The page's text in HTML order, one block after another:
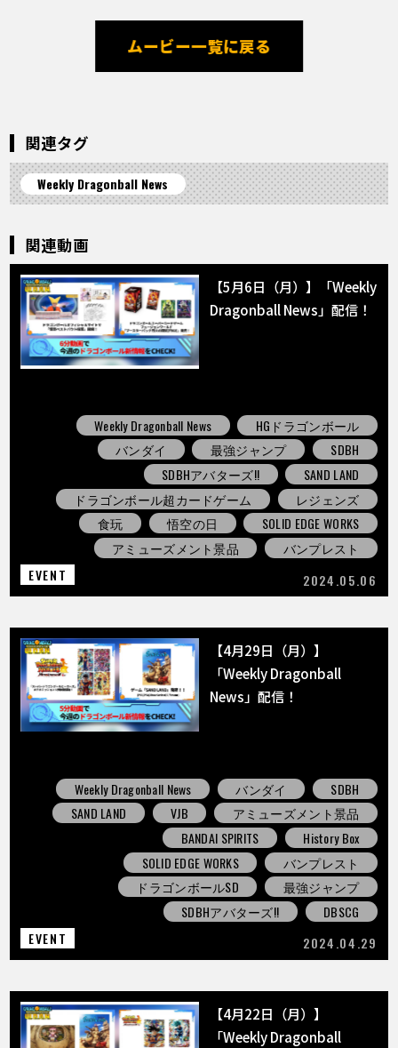
ムービー一覧に戻る
関連タグ
Weekly Dragonball News
関連動画
【5月6日（月）】「Weekly
Dragonball News」配信！
Weekly Dragonball News
HGドラゴンボール
バンダイ
最強ジャンプ
SDBH
SDBHアバターズ!!
SAND LAND
ドラゴンボール超カードゲーム
レジェンズ
食玩
悟空の日
SOLID EDGE WORKS
アミューズメント景品
バンプレスト
EVENT
2024.05.06
【4月29日（月）】
「Weekly Dragonball
News」配信！
Weekly Dragonball News バンダイ
SDBH
SAND LAND
VJB
アミューズメント景品
BANDAI SPIRITS
History Box
SOLID EDGE WORKS
バンプレスト
ドラゴンボールSD
最強ジャンプ
SDBHアバターズ!!
DBSCG
EVENT
2024.04.29
【4月22日（月）】
「Weekly Dragonball